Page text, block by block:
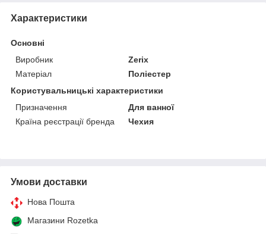
Характеристики
Основні
Виробник
Zerix
Матеріал
Поліестер
Користувальницькі характеристики
Призначення
Для ванної
Країна реєстрації бренда
Чехия
Умови доставки
Нова Пошта
Магазини Rozetka